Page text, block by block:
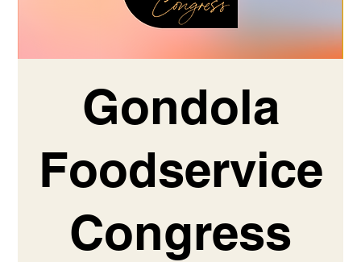
Gondola
Foodservice
Congress